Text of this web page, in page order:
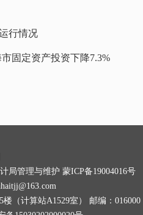
行情况
固定资产投资下降7.3%
局管理与维护 蒙ICP备19004016号
（计算站A1529室） 邮编：016000